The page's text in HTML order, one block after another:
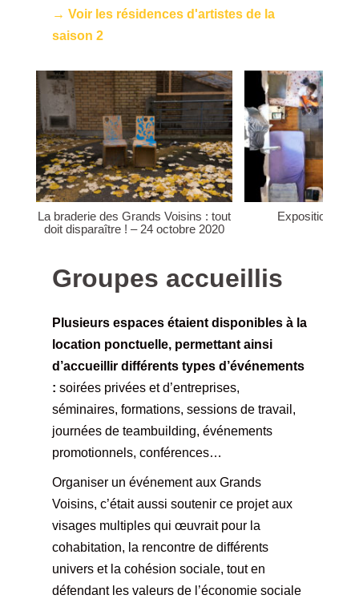
→ Voir les résidences d'artistes de la
saison 2
La braderie des Grands Voisins : tout
doit disparaître ! – 24 octobre 2020
Exposition : Ici
Groupes accueillis
Plusieurs espaces étaient disponibles à la
location ponctuelle, permettant ainsi
d’accueillir différents types d’événements
: soirées privées et d’entreprises,
séminaires, formations, sessions de travail,
journées de teambuilding, événements
promotionnels, conférences…
Organiser un événement aux Grands
Voisins, c’était aussi soutenir ce projet aux
visages multiples qui œuvrait pour la
cohabitation, la rencontre de différents
univers et la cohésion sociale, tout en
défendant les valeurs de l’économie sociale